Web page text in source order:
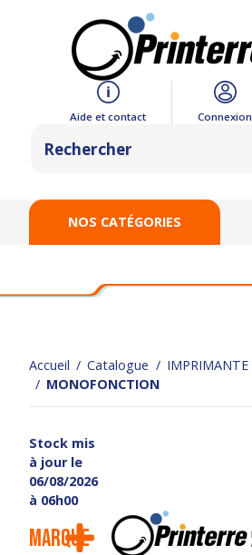
Aide et contact Connexion
NOS CATÉGORIES
Accueil Catalogue IMPRIMANTE
MONOFONCTION
Stock mis
à jour le
06/08/2026
à 06h00
Marque